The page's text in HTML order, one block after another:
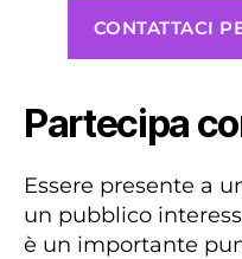
CONTATTACI
Partecipa
Essere presente a
un pubblico
è un importante